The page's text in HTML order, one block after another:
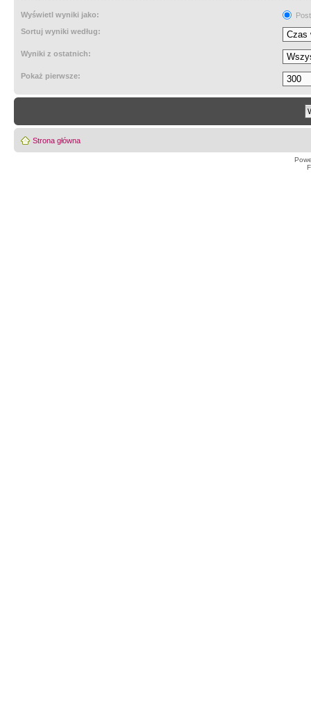
Wyświetl wyniki jako:
Sortuj wyniki według:
Wyniki z ostatnich:
Pokaż pierwsze:
Strona główna